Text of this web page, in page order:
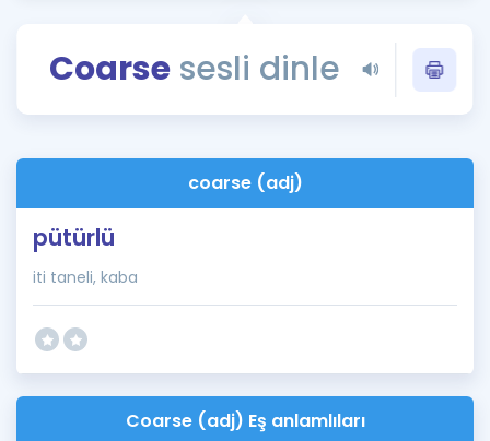
Rehberlik Aracı
ÖSYM Sınav Takvimi
Kampanyalar
Blog
Coarse sesli dinle
coarse (adj)
pütürlü
iti taneli, kaba
Coarse (adj) Eş anlamlıları